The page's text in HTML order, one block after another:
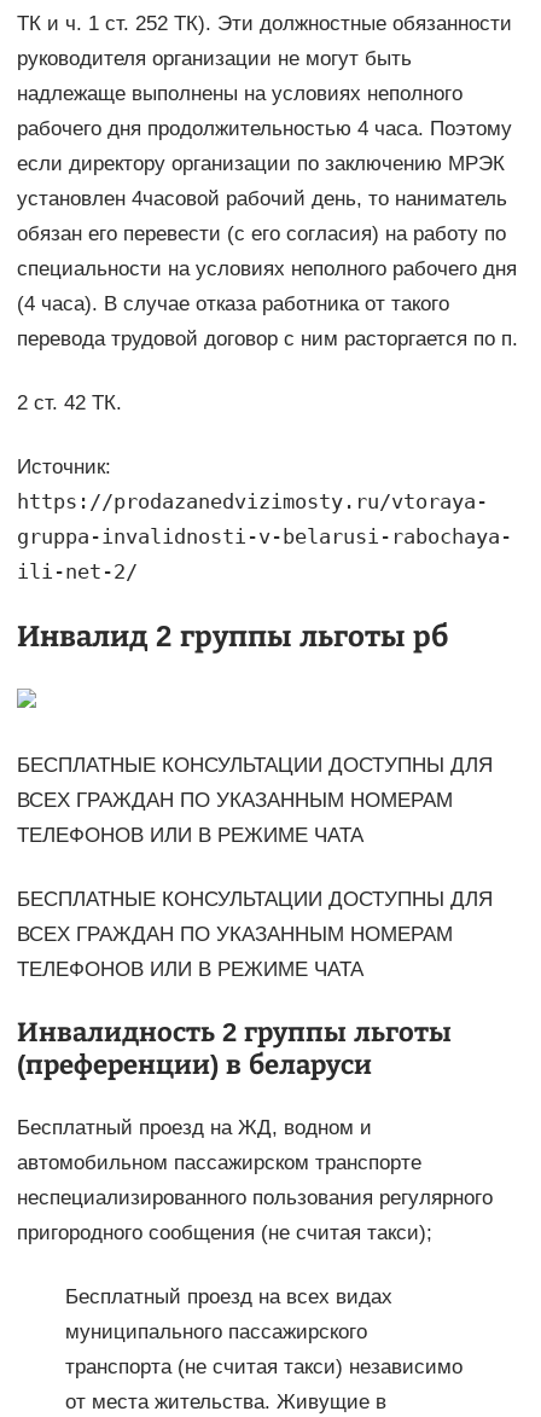
ТК и ч. 1 ст. 252 ТК). Эти должностные обязанности
руководителя организации не могут быть
надлежаще выполнены на условиях неполного
рабочего дня продолжительностью 4 часа. Поэтому
если директору организации по заключению МРЭК
установлен 4­часовой рабочий день, то наниматель
обязан его перевести (с его согласия) на работу по
специальности на условиях неполного рабочего дня
(4 часа). В случае отказа работника от такого
перевода трудовой договор с ним расторгается по п.
2 ст. 42 ТК.
Источник:
https://prodazanedvizimosty.ru/vtoraya-
gruppa-invalidnosti-v-belarusi-rabochaya-
ili-net-2/
Инвалид 2 группы льготы рб
БЕСПЛАТНЫЕ КОНСУЛЬТАЦИИ ДОСТУПНЫ ДЛЯ
ВСЕХ ГРАЖДАН ПО УКАЗАННЫМ НОМЕРАМ
ТЕЛЕФОНОВ ИЛИ В РЕЖИМЕ ЧАТА
БЕСПЛАТНЫЕ КОНСУЛЬТАЦИИ ДОСТУПНЫ ДЛЯ
ВСЕХ ГРАЖДАН ПО УКАЗАННЫМ НОМЕРАМ
ТЕЛЕФОНОВ ИЛИ В РЕЖИМЕ ЧАТА
Инвалидность 2 группы льготы
(преференции) в беларуси
Бесплатный проезд на ЖД, водном и
автомобильном пассажирском транспорте
неспециализированного пользования регулярного
пригородного сообщения (не считая такси);
Бесплатный проезд на всех видах
муниципального пассажирского
транспорта (не считая такси) независимо
от места жительства. Живущие в